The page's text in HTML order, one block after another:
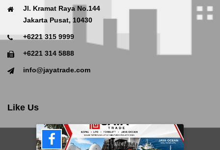
Jl. Kramat Raya No.144
Jakarta Pusat, 10430
+6221 315 9999
+6221 314 5888
info@jayatrade.com
Like Us